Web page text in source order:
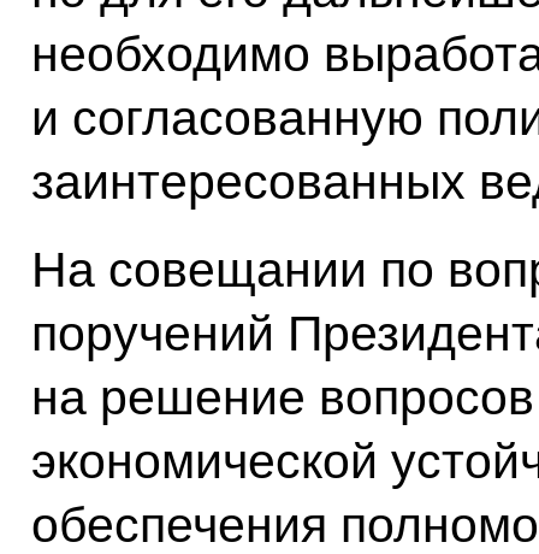
необходимо
и согласованную
заинтересованных
На совещании по
поручений
на решение
экономической
обеспечения